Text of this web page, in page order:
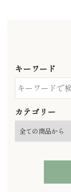
キーワード
カテゴリー